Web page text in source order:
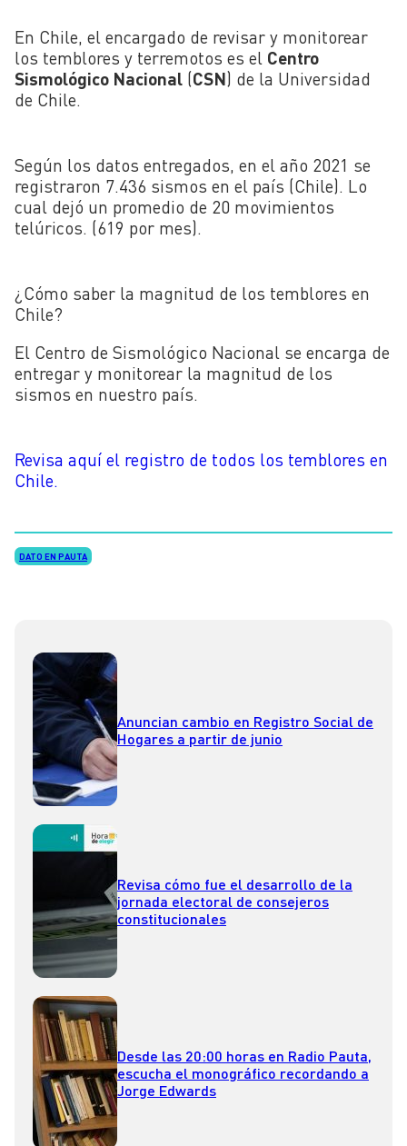
En Chile, el encargado de revisar y monitorear
los temblores y terremotos es el Centro
Sismológico Nacional (CSN) de la Universidad
de Chile.
Según los datos entregados, en el año 2021 se
registraron 7.436 sismos en el país (Chile). Lo
cual dejó un promedio de 20 movimientos
telúricos. (619 por mes).
¿Cómo saber la magnitud de los temblores en
Chile?
El Centro de Sismológico Nacional se encarga de
entregar y monitorear la magnitud de los
sismos en nuestro país.
Revisa aquí el registro de todos los temblores en
Chile.
DATO EN PAUTA
Anuncian cambio en Registro Social de
Hogares a partir de junio
Revisa cómo fue el desarrollo de la
jornada electoral de consejeros
constitucionales
Desde las 20:00 horas en Radio Pauta,
escucha el monográfico recordando a
Jorge Edwards